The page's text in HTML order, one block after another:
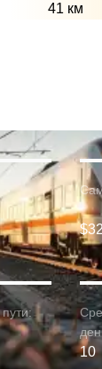
41 км
$32
10